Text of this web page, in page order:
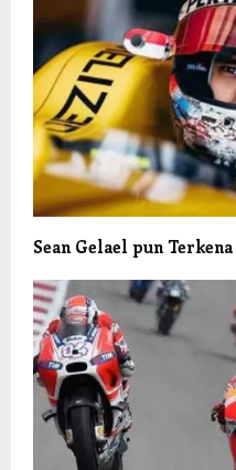
Sean Gelael pun